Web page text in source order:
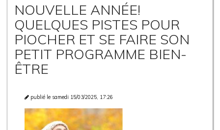
NOUVELLE ANNÉE!
QUELQUES PISTES POUR
PIOCHER ET SE FAIRE SON
PETIT PROGRAMME BIEN-
ÊTRE
publié le samedi 15/03/2025, 17:26